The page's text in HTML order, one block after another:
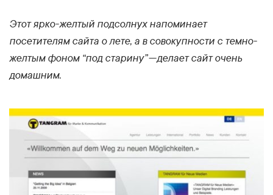
Этот ярко-желтый подсолнух напоминает
посетителям сайта о лете, а в совокупности с темно-
желтым фоном “под старину” — делает сайт очень
домашним.